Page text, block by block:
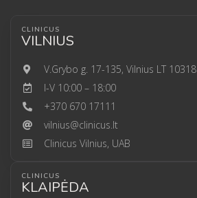
CLINICUS
VILNIUS
V.Grybo g. 17-135, Vilnius LT 10318
I-V 10:00 – 18:00
+370 670 17111
vilnius@clinicus.lt
Clinicus Vilnius, UAB
CLINICUS
KLAIPĖDA